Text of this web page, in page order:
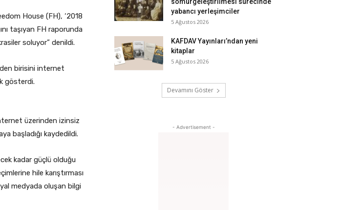
House (FH), ‘2018
taşıyan FH raporunda
soluyor” denildi.
birisini internet
gösterdi.
üzerinden izinsiz
başladığı kaydedildi.
kadar güçlü olduğu
hile karıştırması
medyada oluşan bilgi
yabancı yerleşimciler
5 Ağustos 2026
KAFDAV Yayınları’ndan yeni
kitaplar
5 Ağustos 2026
Devamını Göster
- Advertisement -